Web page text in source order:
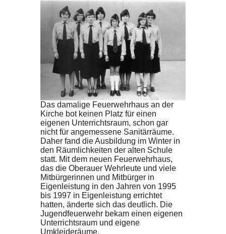
Das damalige Feuerwehrhaus an der
Kirche bot keinen Platz für einen
eigenen Unterrichtsraum, schon gar
nicht für angemessene Sanitärräume.
Daher fand die Ausbildung im Winter in
den Räumlichkeiten der alten Schule
statt. Mit dem neuen Feuerwehrhaus,
das die Oberauer Wehrleute und viele
Mitbürgerinnen und Mitbürger in
Eigenleistung in den Jahren von 1995
bis 1997 in Eigenleistung errichtet
hatten, änderte sich das deutlich. Die
Jugendfeuerwehr bekam einen eigenen
Unterrichtsraum und eigene
Umkleideräume.